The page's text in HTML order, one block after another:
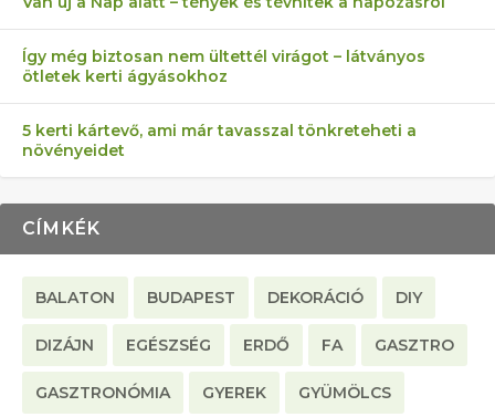
Így még biztosan nem ültettél virágot – látványos
ötletek kerti ágyásokhoz
5 kerti kártevő, ami már tavasszal tönkreteheti a
növényeidet
CÍMKÉK
BALATON BUDAPEST DEKORÁCIÓ DIY
DIZÁJN EGÉSZSÉG ERDŐ FA GASZTRO
GASZTRONÓMIA GYEREK GYÜMÖLCS